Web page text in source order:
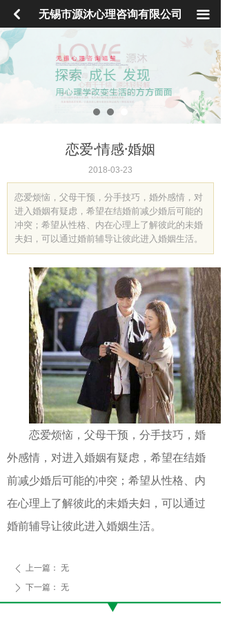
无锡市源沐心理咨询有限公司 끀
首页
心理咨询
心理培训
企业EAP
社会工作
心理产品
联系我们
낒
恋爱·情感·婚姻
恋爱烦恼，父母干预，分手技巧，婚
外感情，对进入婚姻有疑虑，希望在结婚
前减少婚后可能的冲突；希望从性格、内
在心理上了解彼此的未婚夫妇，可以通过
婚前辅导让彼此进入婚姻生活。
ꄴ 上一篇： 无
ꄲ 下一篇： 无
恋爱烦恼，父母干预，分手技巧，婚外感情，对
进入婚姻有疑虑，希望在结婚前减少婚后可能的
冲突；希望从性格、内在心理上了解彼此的未婚
夫妇，可以通过婚前辅导让彼此进入婚姻生活。
2018-03-23